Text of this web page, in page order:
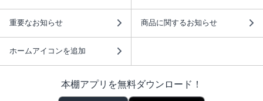
重要なお知らせ 商品に関するお知らせ
ホームアイコンを追加
本棚アプリを無料ダウンロード！